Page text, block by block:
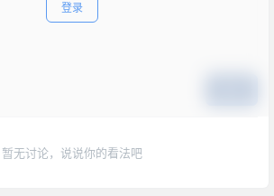
登录
暂无讨论，说说你的看法吧